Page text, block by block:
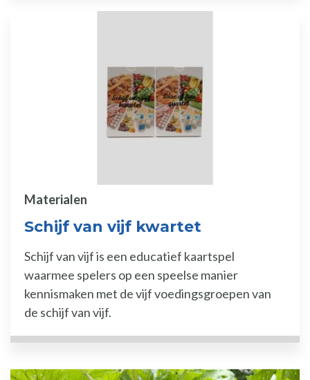
Schijf van vijf kwartet
Materialen
Schijf van vijf is een educatief kaartspel
waarmee spelers op een speelse manier
kennismaken met de vijf voedingsgroepen van
de schijf van vijf.